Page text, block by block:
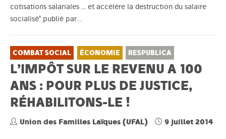
cotisations salariales ... et accélère la destruction du salaire
socialisé" publié par…
COMBAT SOCIAL ÉCONOMIE RESPUBLICA
L’IMPÔT SUR LE REVENU A 100
ANS : POUR PLUS DE JUSTICE,
RÉHABILITONS-LE !
Union des Familles Laïques (UFAL) 9 juillet 2014